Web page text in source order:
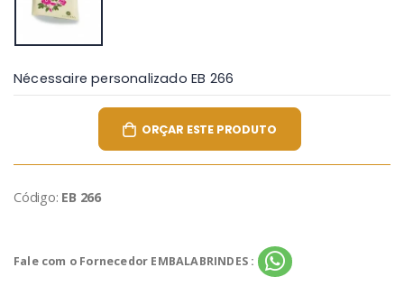
Nécessaire personalizado EB 266
ORÇAR ESTE PRODUTO
Código: EB 266
Fale com o Fornecedor EMBALABRINDES :